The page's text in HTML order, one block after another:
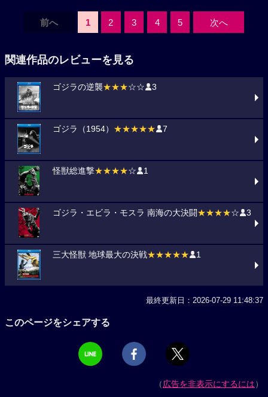
前へ 1 2 3 4 5 次へ
関連作品のレビューを見る
ゴジラの逆襲★★★☆☆ 3
ゴジラ（1954） ★★★★★ 7
怪獣総進撃★★★★☆ 1
ゴジラ・エビラ・モスラ 南海の大決闘★★★★☆ 3
三大怪獣 地球最大の決戦★★★★★ 1
最終更新日：2026-07-29 11:48:37
このページをシェアする
（広告を非表示にするには）